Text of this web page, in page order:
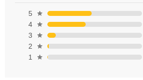
5
4
3
2
1